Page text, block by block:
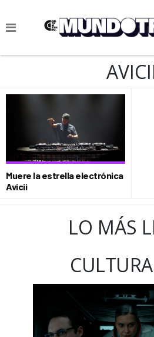
NOTICIAS
SOCIEDAD
CULTURIZANDO.COM
Muere la estrella electrónica
Avicii
LO MÁS